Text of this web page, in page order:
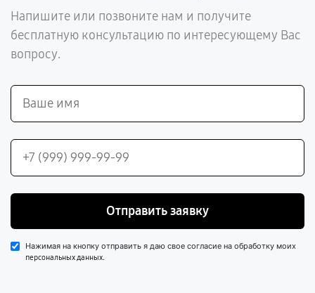
Напишите или позвоните нам и получите
бесплатную консультацию по интересующему Вас
вопросу.
Отправить заявку
Нажимая на кнопку отправить я даю свое согласие на обработку моих
персональных данных.